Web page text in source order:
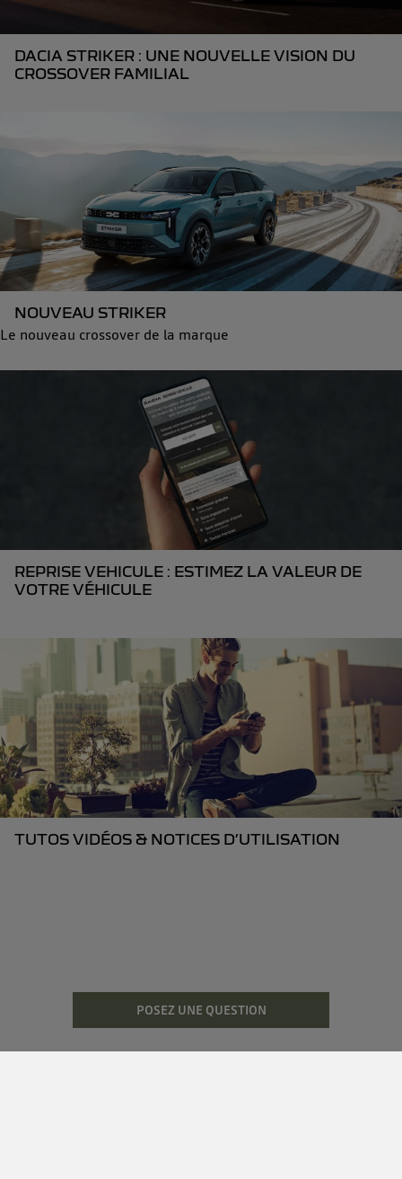
DACIA STRIKER : UNE NOUVELLE VISION DU
CROSSOVER FAMILIAL
NOUVEAU STRIKER
Le nouveau crossover de la marque
REPRISE VEHICULE : ESTIMEZ LA VALEUR DE
VOTRE VÉHICULE
TUTOS VIDÉOS & NOTICES D’UTILISATION
POSEZ UNE QUESTION